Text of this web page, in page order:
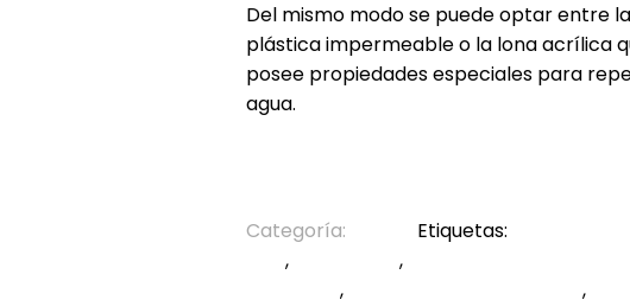
Del mismo modo se puede optar entre
plástica impermeable o la lona acrílica
posee propiedades especiales para
agua.
Categoría: Etiquetas:
Fijos, Toldos Fijos,
carabobo, Toldos Fijos en venezuela,